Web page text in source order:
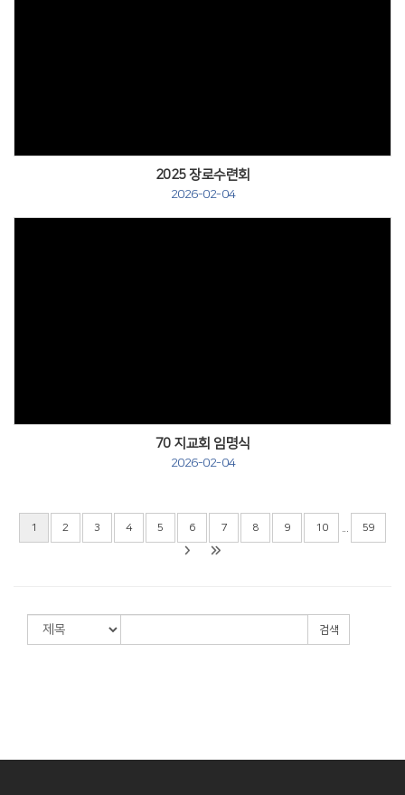
2025 장로수련회
2026-02-04
70 지교회 임명식
2026-02-04
1 2 3 4 5 6 7 8 9 10 59
검색